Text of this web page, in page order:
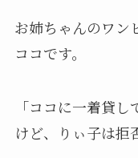
お姉ちゃんのワン
ココです。
「ココに一着貸
けど、りぃ子は拒